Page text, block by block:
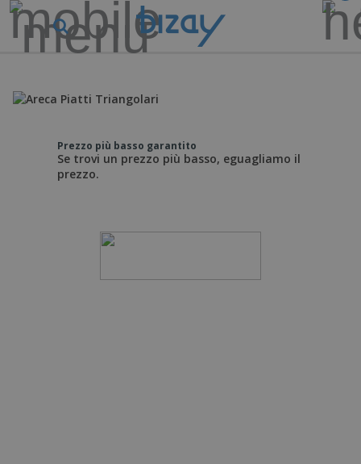
Prezzo più basso garantito
Se trovi un prezzo più basso, eguagliamo il
prezzo.